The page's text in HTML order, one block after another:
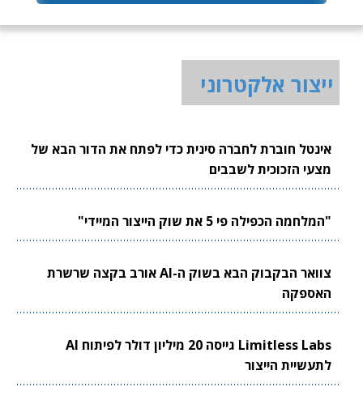
ייצור אלקטרוני
אינטל חוברת לחברה סינית כדי לפתח את הדור הבא של
מצעי הזכוכית לשבבים
"המלחמה הכפילה פי 5 את שוק הייצור המיידי"
צוואר הבקבוק הבא בשוק ה-AI אורב בקצה שרשרת
האספקה
Limitless Labs גייסה 20 מיליון דולר לפיתוח AI
לתעשיית הייצור